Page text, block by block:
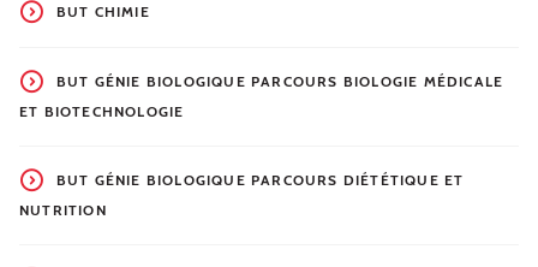
BUT CHIMIE
BUT GÉNIE BIOLOGIQUE PARCOURS BIOLOGIE MÉDICALE
ET BIOTECHNOLOGIE
BUT GÉNIE BIOLOGIQUE PARCOURS DIÉTÉTIQUE ET
NUTRITION